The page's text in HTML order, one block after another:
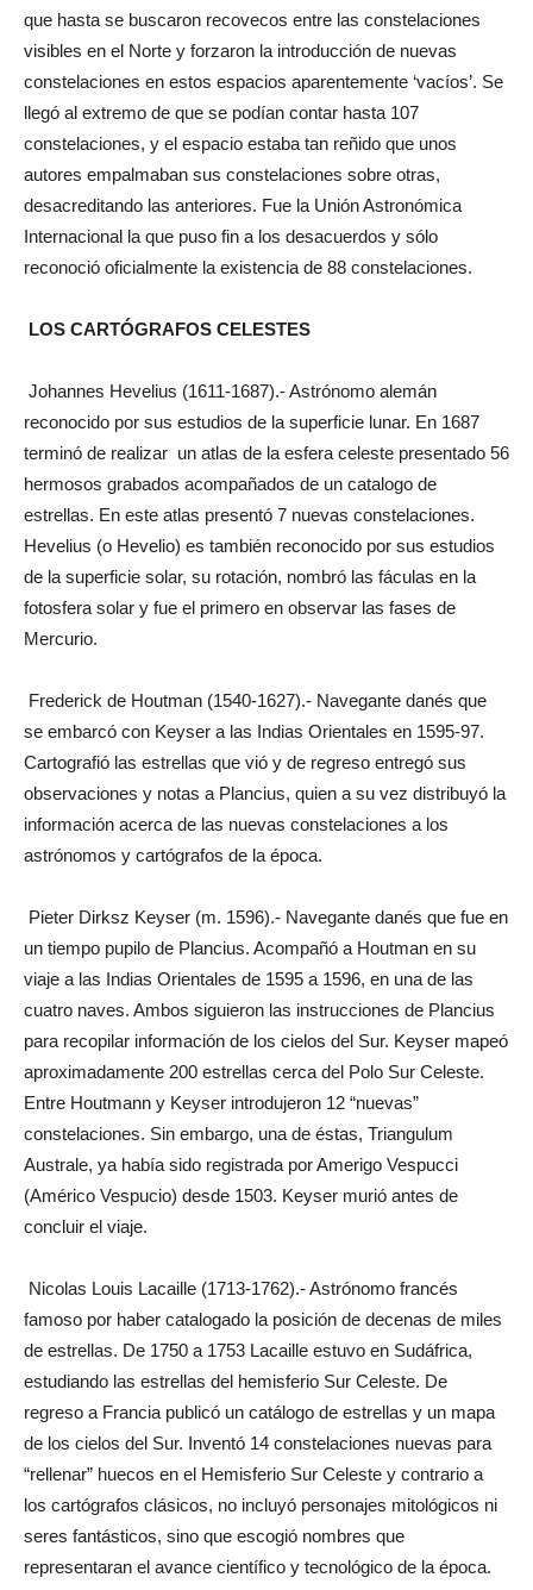
que hasta se buscaron recovecos entre las constelaciones
visibles en el Norte y forzaron la introducción de nuevas
constelaciones en estos espacios aparentemente ‘vacíos’. Se
llegó al extremo de que se podían contar hasta 107
constelaciones, y el espacio estaba tan reñido que unos
autores empalmaban sus constelaciones sobre otras,
desacreditando las anteriores. Fue la Unión Astronómica
Internacional la que puso fin a los desacuerdos y sólo
reconoció oficialmente la existencia de 88 constelaciones.
LOS CARTÓGRAFOS CELESTES
Johannes Hevelius (1611-1687).- Astrónomo alemán
reconocido por sus estudios de la superficie lunar. En 1687
terminó de realizar un atlas de la esfera celeste presentado 56
hermosos grabados acompañados de un catalogo de
estrellas. En este atlas presentó 7 nuevas constelaciones.
Hevelius (o Hevelio) es también reconocido por sus estudios
de la superficie solar, su rotación, nombró las fáculas en la
fotosfera solar y fue el primero en observar las fases de
Mercurio.
Frederick de Houtman (1540-1627).- Navegante danés que
se embarcó con Keyser a las Indias Orientales en 1595-97.
Cartografió las estrellas que vió y de regreso entregó sus
observaciones y notas a Plancius, quien a su vez distribuyó la
información acerca de las nuevas constelaciones a los
astrónomos y cartógrafos de la época.
Pieter Dirksz Keyser (m. 1596).- Navegante danés que fue en
un tiempo pupilo de Plancius. Acompañó a Houtman en su
viaje a las Indias Orientales de 1595 a 1596, en una de las
cuatro naves. Ambos siguieron las instrucciones de Plancius
para recopilar información de los cielos del Sur. Keyser mapeó
aproximadamente 200 estrellas cerca del Polo Sur Celeste.
Entre Houtmann y Keyser introdujeron 12 “nuevas”
constelaciones. Sin embargo, una de éstas, Triangulum
Australe, ya había sido registrada por Amerigo Vespucci
(Américo Vespucio) desde 1503. Keyser murió antes de
concluir el viaje.
Nicolas Louis Lacaille (1713-1762).- Astrónomo francés
famoso por haber catalogado la posición de decenas de miles
de estrellas. De 1750 a 1753 Lacaille estuvo en Sudáfrica,
estudiando las estrellas del hemisferio Sur Celeste. De
regreso a Francia publicó un catálogo de estrellas y un mapa
de los cielos del Sur. Inventó 14 constelaciones nuevas para
“rellenar” huecos en el Hemisferio Sur Celeste y contrario a
los cartógrafos clásicos, no incluyó personajes mitológicos ni
seres fantásticos, sino que escogió nombres que
representaran el avance científico y tecnológico de la época.